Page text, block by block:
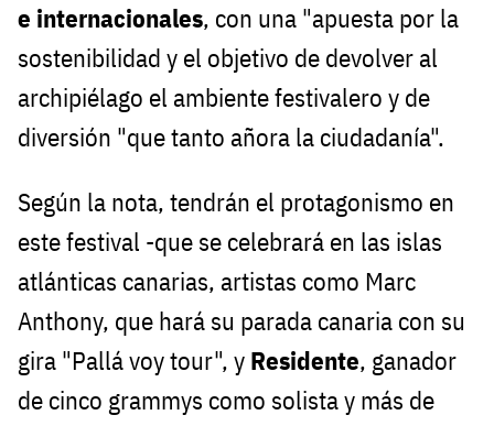
e internacionales, con una "apuesta por la
sostenibilidad y el objetivo de devolver al
archipiélago el ambiente festivalero y de
diversión "que tanto añora la ciudadanía".
Según la nota, tendrán el protagonismo en
este festival -que se celebrará en las islas
atlánticas canarias, artistas como Marc
Anthony, que hará su parada canaria con su
gira "Pallá voy tour", y Residente, ganador
de cinco grammys como solista y más de